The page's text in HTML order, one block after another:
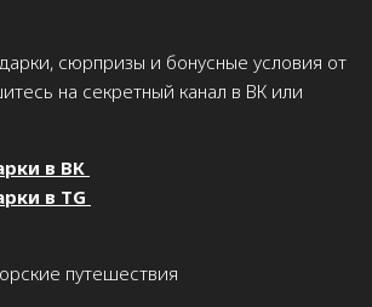
сюрпризы и бонусные условия от
на секретный канал в ВК или
в ВК
в TG
путешествия